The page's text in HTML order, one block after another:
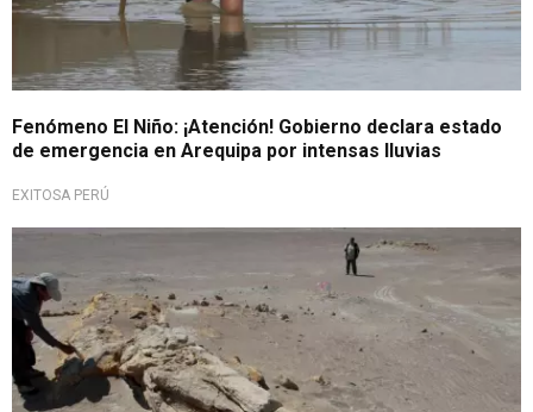
Fenómeno El Niño: ¡Atención! Gobierno declara estado
de emergencia en Arequipa por intensas lluvias
EXITOSA PERÚ